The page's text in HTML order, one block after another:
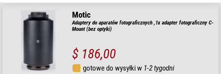
Motic
Adaptery do aparatów fotograficznych ,1x adapter fotograficzny C-
Mount (bez optyki)
$ 186,00
gotowe do wysyłki w 1-2 tygodni